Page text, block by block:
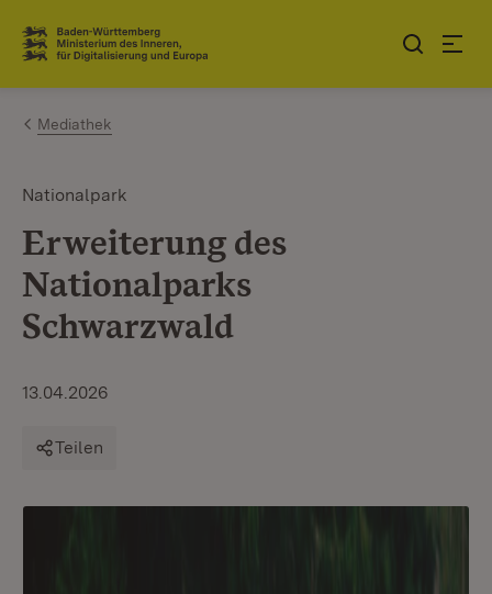
Zum Inhalt springen
Link zur Startseite
Mediathek
Nationalpark
Erweiterung des
Nationalparks
Schwarzwald
13.04.2026
Teilen